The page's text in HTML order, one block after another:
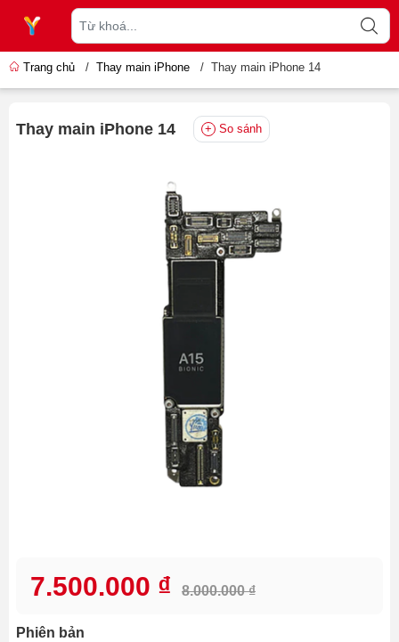
Trang chủ / Thay main iPhone / Thay main iPhone 14
Thay main iPhone 14 So sánh
7.500.000 ₫ 8.000.000 ₫
Phiên bản